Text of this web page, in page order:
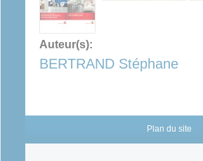
Auteur(s):
BERTRAND Stéphane
Plan du site